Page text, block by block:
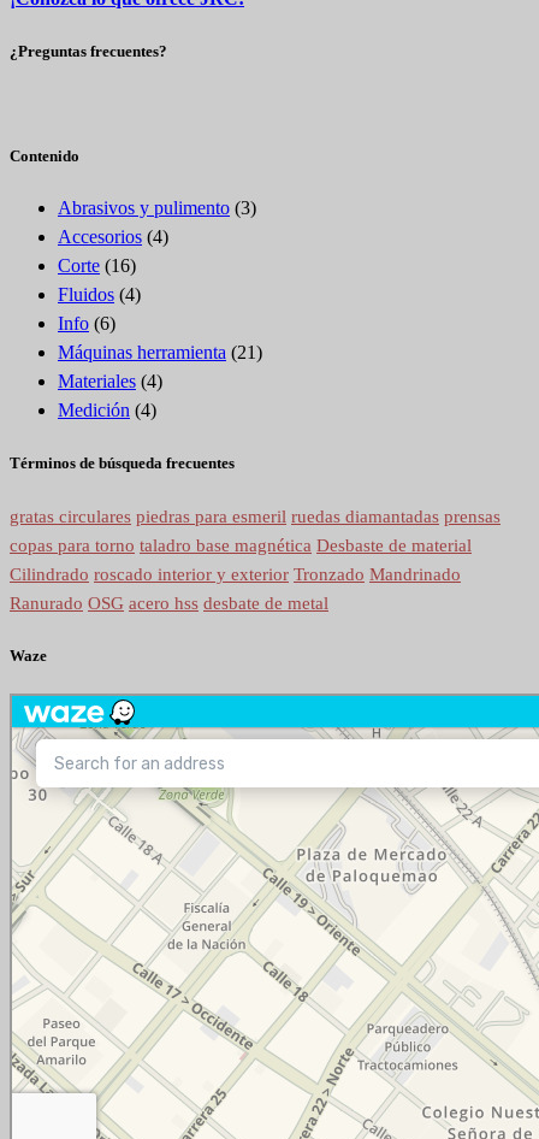
¿Preguntas frecuentes?
Contenido
Abrasivos y pulimento (3)
Accesorios (4)
Corte (16)
Fluidos (4)
Info (6)
Máquinas herramienta (21)
Materiales (4)
Medición (4)
Términos de búsqueda frecuentes
gratas circulares piedras para esmeril ruedas diamantadas prensas
copas para torno taladro base magnética Desbaste de material
Cilindrado roscado interior y exterior Tronzado Mandrinado
Ranurado OSG acero hss desbate de metal
Waze